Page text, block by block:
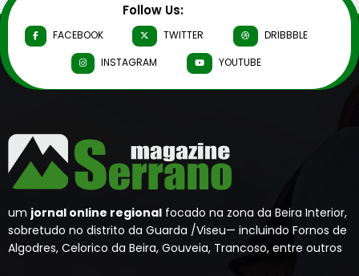
Follow Us:
FACEBOOK TWITTER
DRIBBBLE
INSTAGRAM
YOUTUBE
um jornal online regional focado na zona da Beira Interior,
sobretudo no distrito da Guarda /Viseu— incluindo Fornos de
Algodres, Celorico da Beira, Gouveia, Trancoso, entre outros